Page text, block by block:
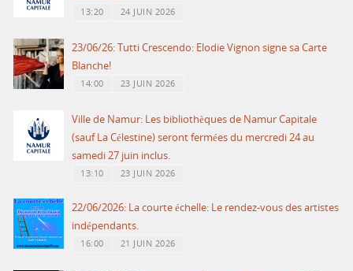
13:20 24 JUIN 2026
23/06/26: Tutti Crescendo: Elodie Vignon signe sa Carte
Blanche!
14:00 23 JUIN 2026
Ville de Namur: Les bibliothèques de Namur Capitale
(sauf La Célestine) seront fermées du mercredi 24 au
samedi 27 juin inclus.
13:10 23 JUIN 2026
22/06/2026: La courte échelle: Le rendez-vous des artistes
indépendants.
16:00 21 JUIN 2026